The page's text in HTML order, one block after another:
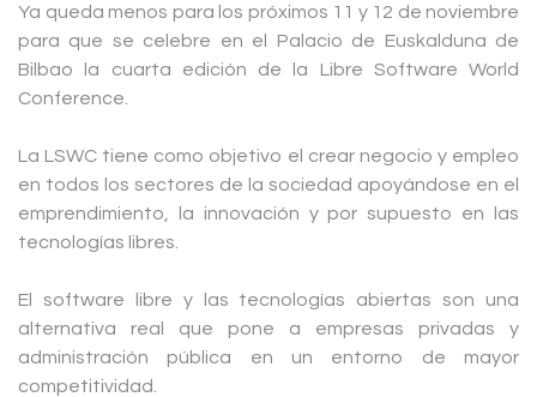
Ya queda menos para los próximos 11 y 12 de noviembre
para que se celebre en el Palacio de Euskalduna de
Bilbao la cuarta edición de la Libre Software World
Conference.
La LSWC tiene como objetivo el crear negocio y empleo
en todos los sectores de la sociedad apoyándose en el
emprendimiento, la innovación y por supuesto en las
tecnologías libres.
El software libre y las tecnologías abiertas son una
alternativa real que pone a empresas privadas y
administración pública en un entorno de mayor
competitividad.